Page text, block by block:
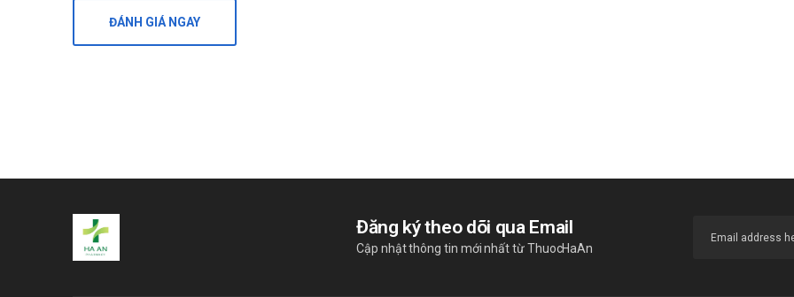
ĐÁNH GIÁ NGAY
Đăng ký theo dõi qua Email
Cập nhật thông tin mới nhất từ ThuocHaAn